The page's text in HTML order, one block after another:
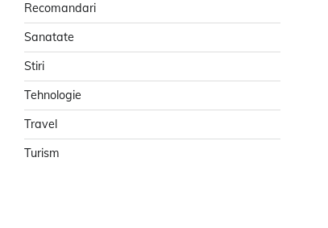
Recomandari
Sanatate
Stiri
Tehnologie
Travel
Turism